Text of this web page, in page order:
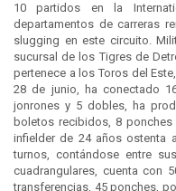
10 partidos en la
departamentos de carreras
slugging en este circuito.
sucursal de los Tigres de
pertenece a los Toros del
28 de junio, ha conectado
jonrones y 5 dobles, ha
boletos recibidos, 8
infielder de 24 años ostenta
turnos, contándose entre
cuadrangulares, cuenta con
transferencias, 45 ponches,